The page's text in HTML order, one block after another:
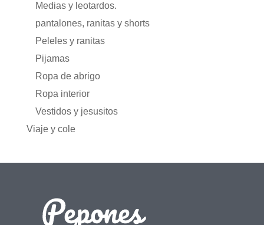
Medias y leotardos.
pantalones, ranitas y shorts
Peleles y ranitas
Pijamas
Ropa de abrigo
Ropa interior
Vestidos y jesusitos
Viaje y cole